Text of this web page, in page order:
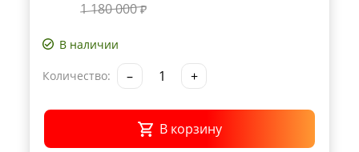
1 180 000₽
В наличии
Количество: – +
В корзину